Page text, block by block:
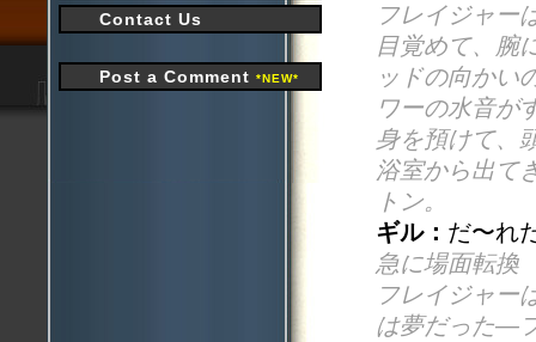
Contact Us
Post a Comment *NEW*
フレイジャー
目覚めて、腕
ッドの向かい
ワーの水音が
身を預けて、
浴室から出て
トン。
ギル： だ〜れ
急に場面転換
フレイジャー
は夢だった—